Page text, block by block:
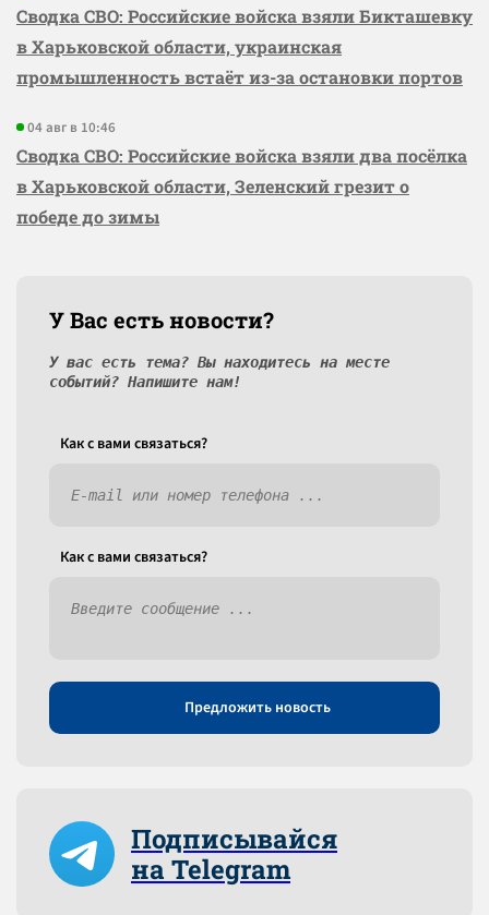
Сводка СВО: Российские войска взяли Бикташевку
в Харьковской области, украинская
промышленность встаёт из-за остановки портов
04 авг в 10:46
Сводка СВО: Российские войска взяли два посёлка
в Харьковской области, Зеленский грезит о
победе до зимы
У Вас есть новости?
У вас есть тема? Вы находитесь на месте
событий? Напишите нам!
Как c вами связаться?
Как c вами связаться?
Предложить новость
Подписывайся
на Telegram